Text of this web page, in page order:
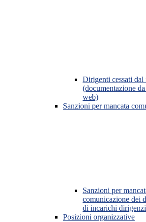
Dirigenti cessati
(documentazione
web)
Sanzioni per mancata
Sanzioni per
comunicazione dei
di incarichi
Posizioni organizzative